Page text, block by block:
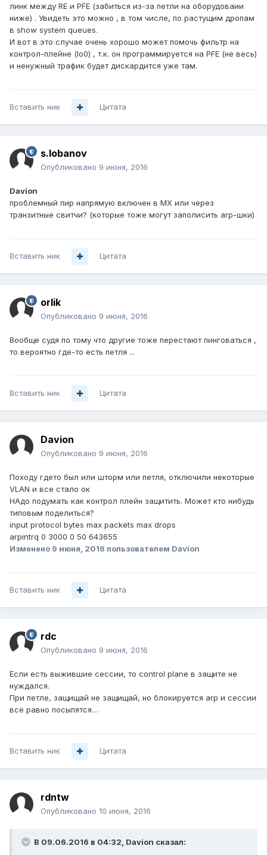
линк между RE и PFE (забиться из-за петли на оборудоваии
ниже) . Увидеть это можно , в том числе, по растущим дропам
в show system queues.
И вот в это случае очень хорошо может помочь фильтр на
контрол-плейне (lo0) , т.к. он программируется на PFE (не весь)
и ненужный трафик будет дискардится уже там.
Вставить ник Цитата
s.lobanov
Опубликовано 9 июня, 2016
Davion
проблемный пир напрямую включен в MX или через
транзитные свитчи? (которые тоже могут заполисить arp-шки)
Вставить ник Цитата
orlik
Опубликовано 9 июня, 2016
Вообще судя по тому что другие тоже перестают пинговаться ,
то вероятно где-то есть петля ...
Вставить ник Цитата
Davion
Опубликовано 9 июня, 2016
Походу гдето был или шторм или петля, отключили некоторые
VLAN и все стало ок
НАдо подумать как контрол плейн защитить. Может кто нибудь
типовым поделиться?
input protocol bytes max packets max drops
arpintrq 0 3000 0 50 643655
Изменено 9 июня, 2016 пользователем Davion
Вставить ник Цитата
rdc
Опубликовано 9 июня, 2016
Если есть выжившие сессии, то control plane в защите не
нуждался.
При петле, защищай не защищай, но блокируется arp и сессии
всё равно посыпятся…
Вставить ник Цитата
rdntw
Опубликовано 10 июня, 2016
В 09.06.2016 в 04:32, Davion сказал: